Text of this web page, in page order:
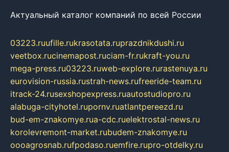
Актуальный каталог компаний по всей России
03223.ruufille.rukrasotata.ruprazdnikdushi.ru
veetbox.rucinemapost.ruciam-fr.rukraft-you.ru
mega-press.ru03223.ruweb-explore.rurastenuya.ru
eurovision-russia.rustrah-news.rufreeride-team.ru
itrack-24.rusexshopexpress.ruautostudiopro.ru
alabuga-cityhotel.rupornv.ruatlantpereezd.ru
bud-em-znakomye.rua-cdc.ruelektrostal-news.ru
korolevremont-market.rubudem-znakomye.ru
oooagrosnab.rufpodaso.ruemfire.rupro-otdelky.ru